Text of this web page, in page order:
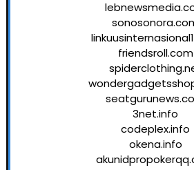
friendsroll.com
3net.info
codeplex.info
okena.info